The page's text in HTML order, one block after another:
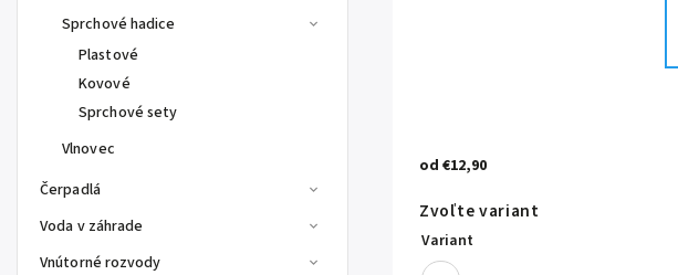
Sprchové hadice
Plastové
Kovové
Sprchové sety
Vlnovec
Čerpadlá
Voda v záhrade
Vnútorné rozvody
od €12,90
Zvoľte variant
Variant